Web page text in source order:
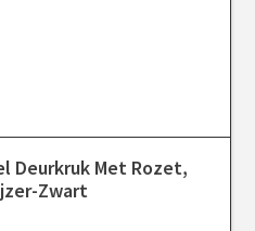
Deurkruk Met Rozet,
Zwart